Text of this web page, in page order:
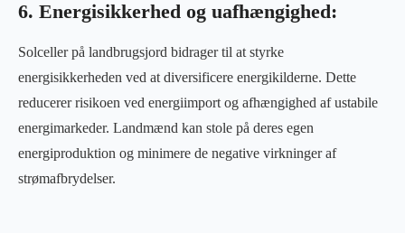
6. Energisikkerhed og uafhængighed:
Solceller på landbrugsjord bidrager til at styrke
energisikkerheden ved at diversificere energikilderne. Dette
reducerer risikoen ved energiimport og afhængighed af ustabile
energimarkeder. Landmænd kan stole på deres egen
energiproduktion og minimere de negative virkninger af
strømafbrydelser.